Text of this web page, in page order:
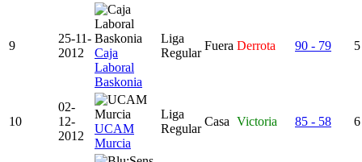
9
25-11-
2012
Caja
Laboral
Baskonia
Liga
Regular
Fuera Derrota 90 - 79
10
02-
12-
2012
UCAM
Murcia
Liga
Regular
Casa Victoria 85 - 58